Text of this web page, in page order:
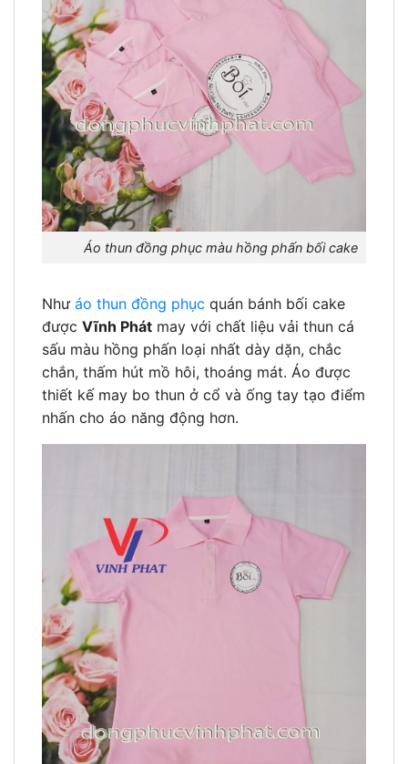
Áo thun đồng phục màu hồng phấn bối cake
Như áo thun đồng phục quán bánh bối cake
được Vĩnh Phát may với chất liệu vải thun cá
sấu màu hồng phấn loại nhất dày dặn, chắc
chắn, thấm hút mồ hôi, thoáng mát. Áo được
thiết kế may bo thun ở cổ và ống tay tạo điểm
nhấn cho áo năng động hơn.